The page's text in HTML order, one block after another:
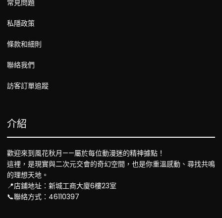
常見問題
私隱政策
條款和細則
聯絡我們
訪客訂單追蹤
介紹
歡迎來到風花秋月——屬於每位動漫迷的精神據點！
這裡，是現實與二次元交會的奇幻空間，也是你重溫感動、尋找共鳴
的理想天地。
📍店鋪地址：新城工商大廈6樓23室
📞聯絡方式：46110397